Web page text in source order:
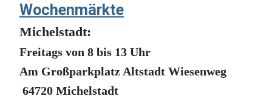
Wochenmärkte
Michelstadt:
Freitags von 8 bis 13 Uhr
Am Großparkplatz Altstadt Wiesenweg
64720 Michelstadt